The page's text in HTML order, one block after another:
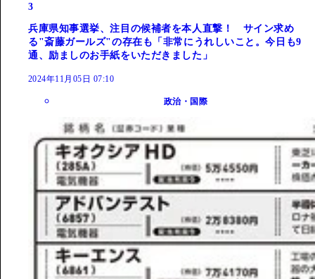
3
兵庫県知事選挙、注目の候補者を本人直撃！ サイン求め
る"斎藤ガールズ"の存在も「非常にうれしいこと。今日も9
通、励ましのお手紙をいただきました」
2024年11月05日 07:10
政治・国際